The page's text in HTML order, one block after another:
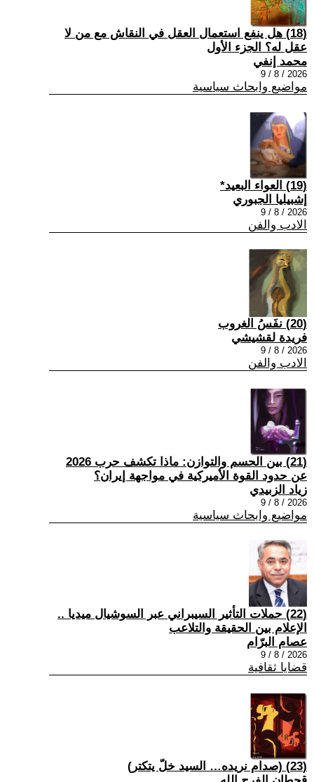
(18) هل ينفع استعمال العقل في النقاش مع من لا
عقل له؟ الجزء الأول
محمد إنفي
2026 / 8 / 9
مواضيع وابحاث سياسية
(19) العواء البعيد*
إشبيليا الجبوري
2026 / 8 / 9
الادب والفن
(20) نفَسُ الغروب
فريدة لقشيشي
2026 / 8 / 9
الادب والفن
(21) بين الحسم والتوازن: ماذا تكشف حرب 2026
عن حدود القوة الأميركية في مواجهة إيران؟
زياد الزبيدي
2026 / 8 / 9
مواضيع وابحاث سياسية
(22) حملات التأثير السيبراني عبر السوشيال ميديا ..
الإعلام بين الحقيقة والتلاعب
عصام البرّام
2026 / 8 / 9
قضايا ثقافية
(23) (صدام نريده… السيد خلّ يتكتر)